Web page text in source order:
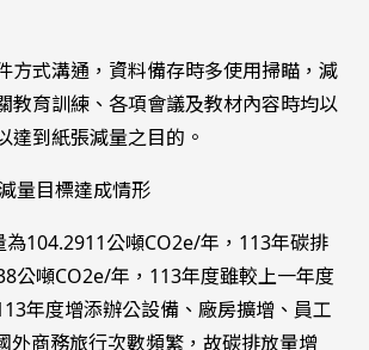
方式溝通，資料備存時多使用掃瞄，減
教育訓練、各項會議及教材內容時均以
達到紙張減量之目的。
量目標達成情形
為104.2911公噸CO2e/年，113年碳排
公噸CO2e/年，113年度雖較上一年度
年度增添辦公設備、廠房擴增、員工
外商務旅行次數頻繁，故碳排放量增